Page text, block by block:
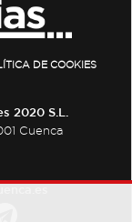
DE COOKIES
2020 S.L.
Cuenca